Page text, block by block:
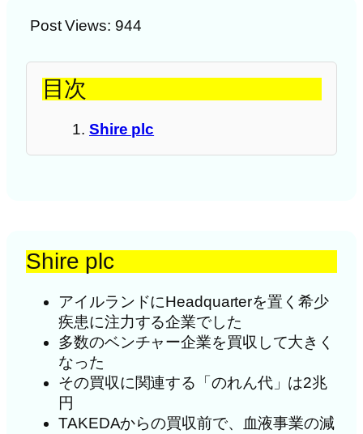
Post Views: 944
目次
Shire plc
Shire plc
アイルランドにHeadquarterを置く希少
疾患に注力する企業でした
多数のベンチャー企業を買収して大きく
なった
その買収に関連する「のれん代」は2兆
円
TAKEDAからの買収前で、血液事業の減